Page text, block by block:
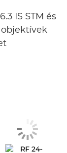
IS STM és
objektívek